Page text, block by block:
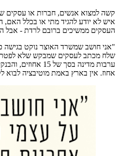
קשה למצוא אנשים, חברות או עסקים
איש לא יודע להגיד מתי או בכלל
העסקים ממשיכים ברובם לרדת - אבל
"אני חושב שמשרד האוצר נוקט בגישה
שלח מכתב לעסקים שמבקש שלא לפטר
אחוז. אין בארץ באמת מוטיבציה לבוא